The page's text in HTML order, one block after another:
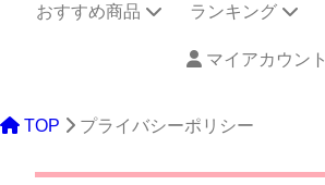
おすすめ商品 ランキング
マイアカウント
TOP プライバシーポリシー